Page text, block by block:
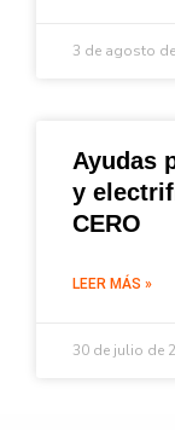
3 de agosto
Ayudas
y
CERO
LEER MÁS »
30 de julio de